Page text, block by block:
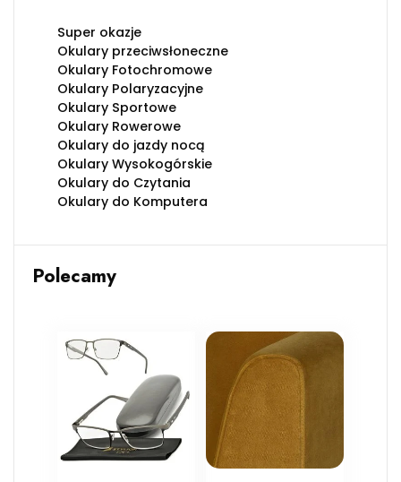
Super okazje
Okulary przeciwsłoneczne
Okulary Fotochromowe
Okulary Polaryzacyjne
Okulary Sportowe
Okulary Rowerowe
Okulary do jazdy nocą
Okulary Wysokogórskie
Okulary do Czytania
Okulary do Komputera
Polecamy